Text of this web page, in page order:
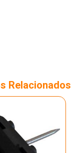
Relacionados